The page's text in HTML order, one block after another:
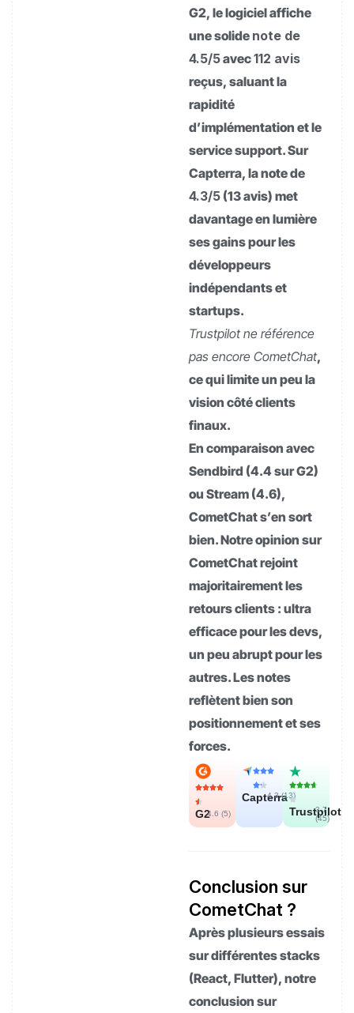
G2, le logiciel affiche
une solide note de
4.5/5avec112 avis
reçus, saluant la
rapidité
d’implémentation et le
service support. Sur
Capterra, la note de
4.3/5 (13 avis) met
davantage en lumière
ses gains pour les
développeurs
indépendants et
startups.
Trustpilot ne référence
pas encore CometChat,
ce qui limite un peu la
vision côté clients
finaux.
En comparaison avec
Sendbird (4.4 sur G2)
ou Stream (4.6),
CometChat s’en sort
bien. Notre opinion sur
CometChat rejoint
majoritairement les
retours clients : ultra
efficace pour les devs,
un peu abrupt pour les
autres. Les notes
reflètent bien son
positionnement et ses
forces.
G24.6 (5)
Capterra
4.3 (13)
Trustpilot
3.7
(45)
Conclusion sur
CometChat ?
Après plusieurs essais
sur différentes stacks
(React, Flutter), notre
conclusion sur